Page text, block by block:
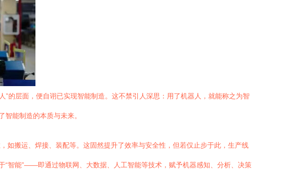
”的层面，便自诩已实现智能制造。这不禁引人深思：用了机器人，就能称之为智
能制造的本质与未来。
如搬运、焊接、装配等。这固然提升了效率与安全性，但若仅止步于此，生产线
“智能”——即通过物联网、大数据、人工智能等技术，赋予机器感知、分析、决策